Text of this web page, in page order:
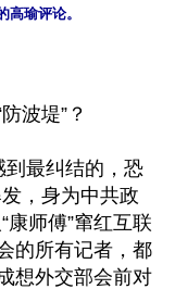
瑜评论。
波堤”？
最纠结的，恐
，身为中共政
师傅”窜红互联
的所有记者，都
想外交部会前对